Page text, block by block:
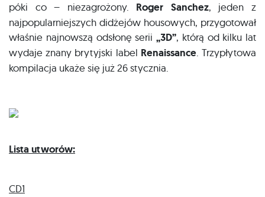
póki co – niezagrożony. Roger Sanchez, jeden z
najpopularniejszych didżejów housowych, przygotował
właśnie najnowszą odsłonę serii „3D”, którą od kilku lat
wydaje znany brytyjski label Renaissance. Trzypłytowa
kompilacja ukaże się już 26 stycznia.
Lista utworów:
CD1